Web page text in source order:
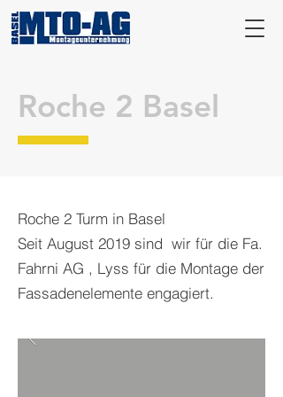
Roche 2 Basel
Roche 2 Turm in Basel
Seit August 2019 sind wir für die Fa.
Fahrni AG , Lyss für die Montage der
Fassadenelemente engagiert.